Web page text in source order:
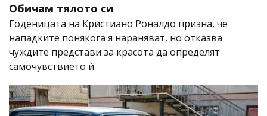
Обичам тялото си
Годеницата на Кристиано Роналдо призна, че
нападките понякога я нараняват, но отказва
чуждите представи за красота да определят
самочувствието ѝ